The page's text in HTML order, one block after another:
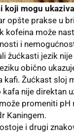
mogu
opšte prakse u
kofeina može
i
žućkasti jezik
obično
kafi. Žućkast sloj
nije direktan
promeniti
Kaningem.
i drugi